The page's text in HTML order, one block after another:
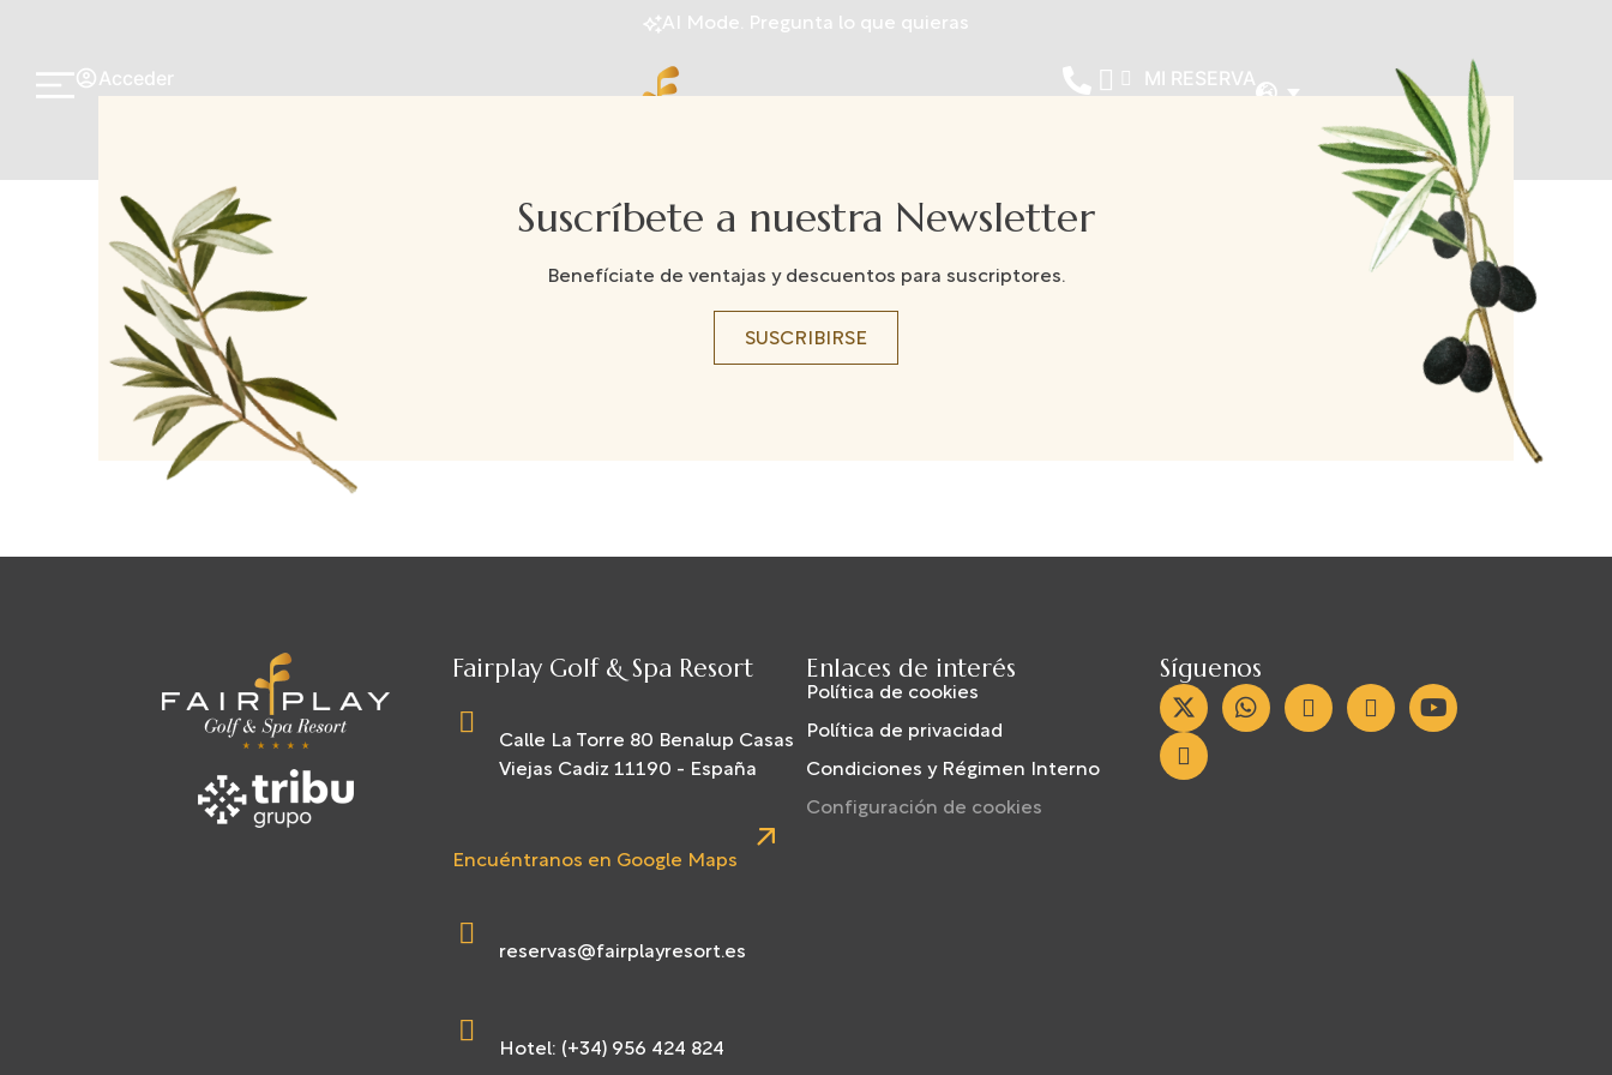
AI Mode. Pregunta lo que quieras
Acceder MI RESERVA
Suscríbete a nuestra Newsletter
Benefíciate de ventajas y descuentos para suscriptores.
SUSCRIBIRSE
Fairplay Golf & Spa Resort
Calle La Torre 80 Benalup Casas
Viejas Cadiz 11190 - España
Encuéntranos en Google Maps
reservas@fairplayresort.es
Hotel: (+34) 956 424 824
Enlaces de interés
Política de cookies
Política de privacidad
Condiciones y Régimen Interno
Configuración de cookies
Síguenos